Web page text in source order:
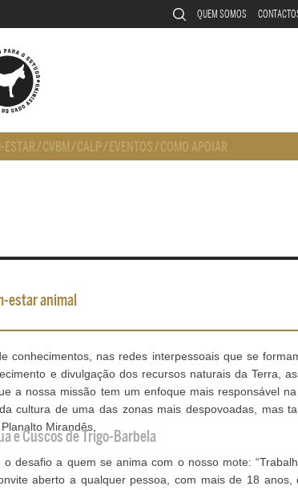
QUEM SOMOS
ESTAR/CVBM/CALP/ EVENTOS/COMO APOIAR
estar animal
conhecimentos, nas redes interpessoais que se
e divulgação dos recursos naturais da Terra,
a nossa missão tem um enfoque mais responsável
cultura de uma das zonas mais despovoadas, mas
Mirandês.
desafio a quem se anima com o nosso mote:
aberto a qualquer pessoa, com mais de 18
e Cuscos de Trigo-Barbela